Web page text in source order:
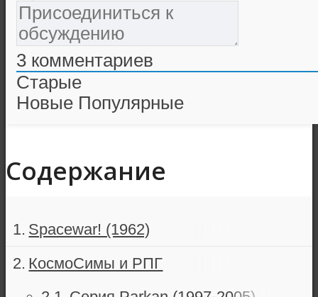
3 комментариев
Старые
Новые Популярные
Содержание
Spacewar! (1962)
КосмоСимы и РПГ